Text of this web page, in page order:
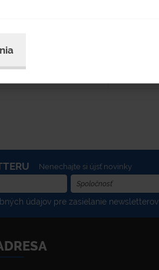
Nenechajte si újsť novinky
údajov pre zasielanie newsletterov